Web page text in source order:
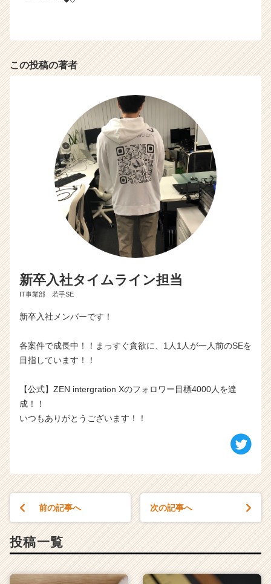
この投稿の著者
新卒入社タイムライン担当
IT事業部 若手SE
新卒入社メンバーです！
各案件で成長中！！まっすぐ貪欲に、1人1人が一人前のSEを
目指しています！！
【公式】ZEN intergration Xのフォロワー目標4000人を達
成！！
いつもありがとうございます！！
前の記事へ 次の記事へ
投稿一覧